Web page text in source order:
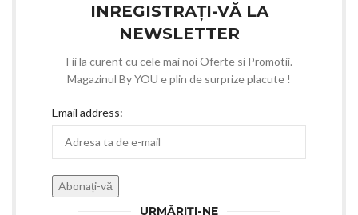
INREGISTRAȚI-VĂ LA
NEWSLETTER
Fii la curent cu cele mai noi Oferte si Promotii.
Magazinul By YOU e plin de surprize placute !
Email address:
URMĂRIȚI-NE